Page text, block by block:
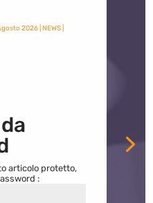
2026| NEWS|
articolo protetto,
: